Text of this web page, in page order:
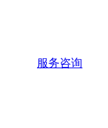
服务咨询